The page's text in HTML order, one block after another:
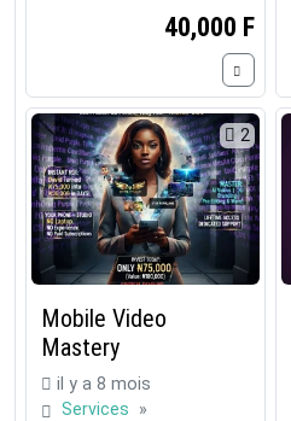
40,000 F
2
Mobile Video
Mastery
il y a 8 mois
Services »